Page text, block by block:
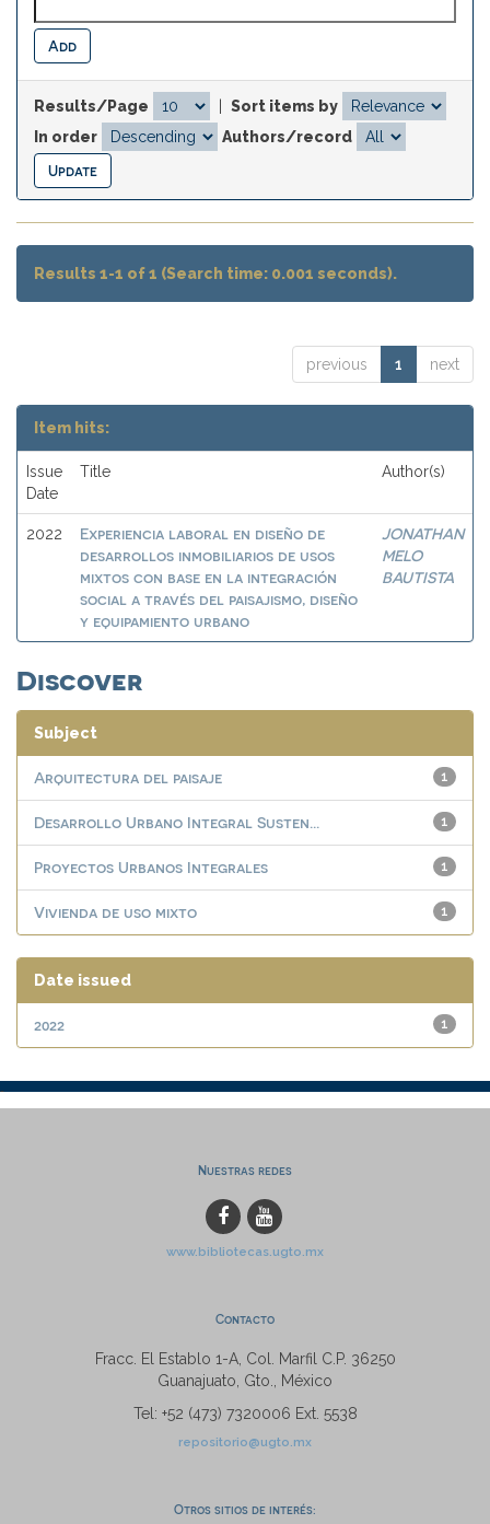
Results/Page
Sort items by
In order
Authors/record
Results 1-1 of 1 (Search time: 0.001 seconds).
previous 1 next
Item hits:
Issue
Date
Title Author(s)
2022
Experiencia laboral en diseño de
desarrollos inmobiliarios de usos
mixtos con base en la integración
social a través del paisajismo, diseño
y equipamiento urbano
JONATHAN
MELO
BAUTISTA
Discover
Subject
1
Arquitectura del paisaje
1
Desarrollo Urbano Integral Susten...
1
Proyectos Urbanos Integrales
1
Vivienda de uso mixto
Date issued
1
2022
Nuestras redes
www.bibliotecas.ugto.mx
Contacto
Fracc. El Establo 1-A, Col. Marfil C.P. 36250
Guanajuato, Gto., México
Tel: +52 (473) 7320006 Ext. 5538
repositorio@ugto.mx
Otros sitios de interés: